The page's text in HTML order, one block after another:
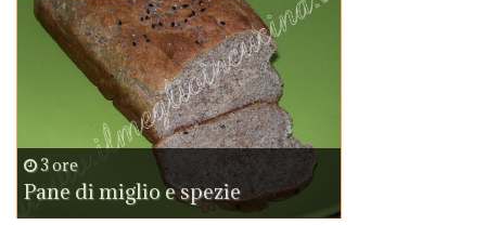
3 ore
Pane di miglio e spezie